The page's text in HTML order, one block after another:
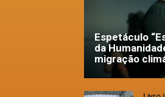
Espetáculo
da
migração